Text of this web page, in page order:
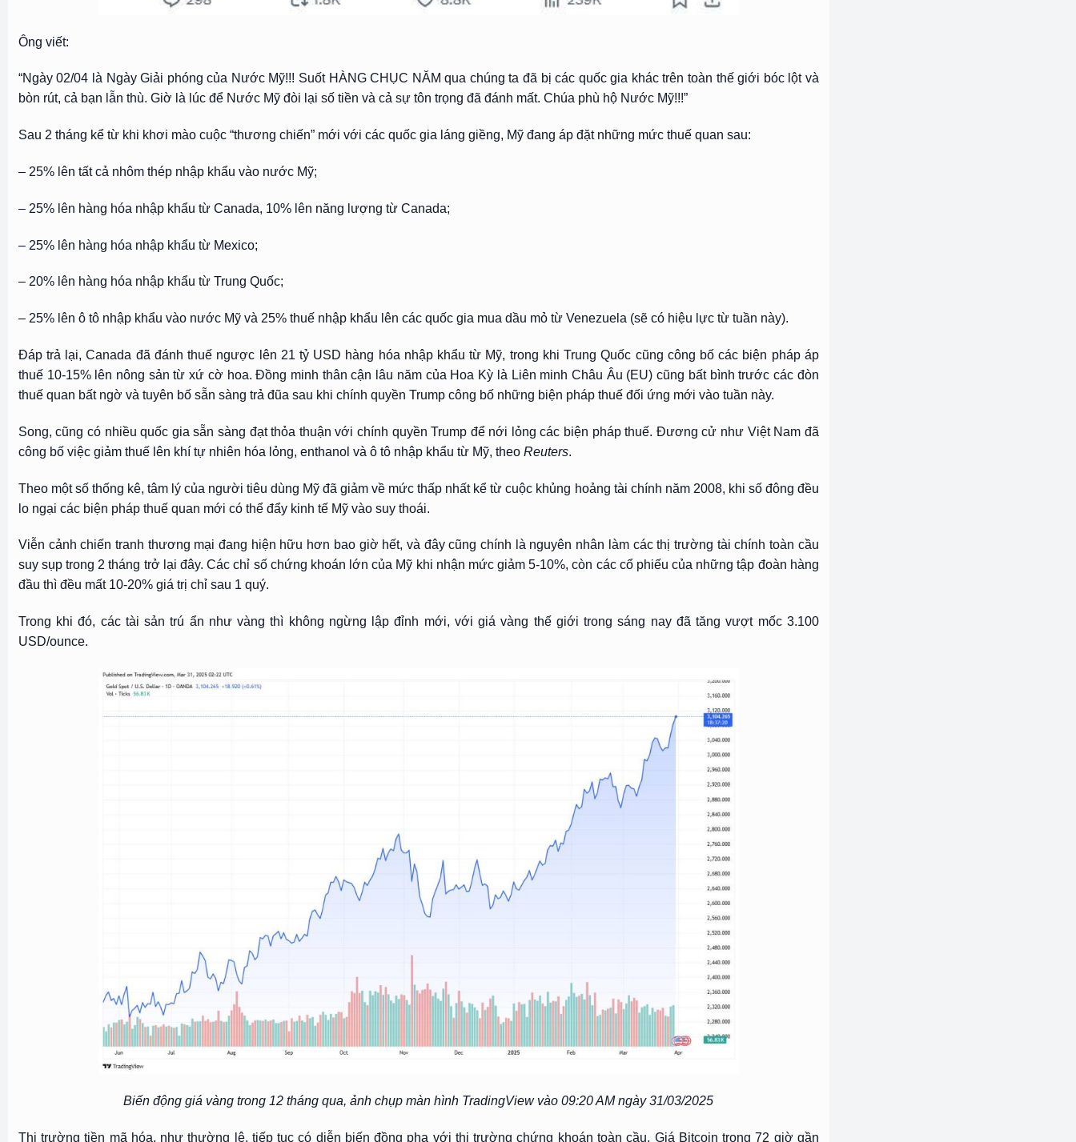
Ông viết:
“Ngày 02/04 là Ngày Giải phóng của Nước Mỹ!!! Suốt HÀNG CHỤC NĂM qua chúng ta đã bị các quốc gia khác trên toàn thế giới bóc lột và
bòn rút, cả bạn lẫn thù. Giờ là lúc để Nước Mỹ đòi lại số tiền và cả sự tôn trọng đã đánh mất. Chúa phù hộ Nước Mỹ!!!”
Sau 2 tháng kể từ khi khơi mào cuộc “thương chiến” mới với các quốc gia láng giềng, Mỹ đang áp đặt những mức thuế quan sau:
– 25% lên tất cả nhôm thép nhập khẩu vào nước Mỹ;
– 25% lên hàng hóa nhập khẩu từ Canada, 10% lên năng lượng từ Canada;
– 25% lên hàng hóa nhập khẩu từ Mexico;
– 20% lên hàng hóa nhập khẩu từ Trung Quốc;
– 25% lên ô tô nhập khẩu vào nước Mỹ và 25% thuế nhập khẩu lên các quốc gia mua dầu mỏ từ Venezuela (sẽ có hiệu lực từ tuần này).
Đáp trả lại, Canada đã đánh thuế ngược lên 21 tỷ USD hàng hóa nhập khẩu từ Mỹ, trong khi Trung Quốc cũng công bố các biện pháp áp
thuế 10-15% lên nông sản từ xứ cờ hoa. Đồng minh thân cận lâu năm của Hoa Kỳ là Liên minh Châu Âu (EU) cũng bất bình trước các đòn
thuế quan bất ngờ và tuyên bố sẵn sàng trả đũa sau khi chính quyền Trump công bố những biện pháp thuế đối ứng mới vào tuần này.
Song, cũng có nhiều quốc gia sẵn sàng đạt thỏa thuận với chính quyền Trump để nới lỏng các biện pháp thuế. Đương cử như Việt Nam đã
công bố việc giảm thuế lên khí tự nhiên hóa lỏng, enthanol và ô tô nhập khẩu từ Mỹ, theo Reuters.
Theo một số thống kê, tâm lý của người tiêu dùng Mỹ đã giảm về mức thấp nhất kể từ cuộc khủng hoảng tài chính năm 2008, khi số đông đều
lo ngại các biện pháp thuế quan mới có thể đẩy kinh tế Mỹ vào suy thoái.
Viễn cảnh chiến tranh thương mại đang hiện hữu hơn bao giờ hết, và đây cũng chính là nguyên nhân làm các thị trường tài chính toàn cầu
suy sụp trong 2 tháng trở lại đây. Các chỉ số chứng khoán lớn của Mỹ khi nhận mức giảm 5-10%, còn các cổ phiếu của những tập đoàn hàng
đầu thì đều mất 10-20% giá trị chỉ sau 1 quý.
Trong khi đó, các tài sản trú ẩn như vàng thì không ngừng lập đỉnh mới, với giá vàng thế giới trong sáng nay đã tăng vượt mốc 3.100
USD/ounce.
Biến động giá vàng trong 12 tháng qua, ảnh chụp màn hình TradingView vào 09:20 AM ngày 31/03/2025
Thị trường tiền mã hóa, như thường lệ, tiếp tục có diễn biến đồng pha với thị trường chứng khoán toàn cầu. Giá Bitcoin trong 72 giờ gần